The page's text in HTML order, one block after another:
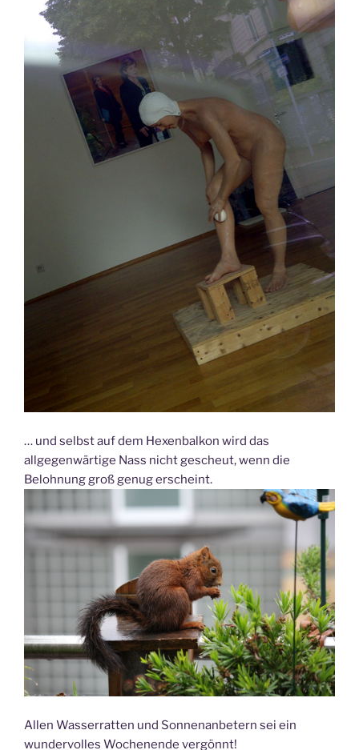
… und selbst auf dem Hexenbalkon wird das
allgegenwärtige Nass nicht gescheut, wenn die
Belohnung groß genug erscheint.
Allen Wasserratten und Sonnenanbetern sei ein
wundervolles Wochenende vergönnt!